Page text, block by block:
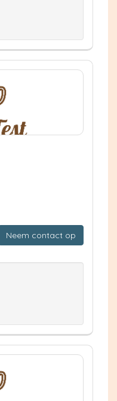
Neem contact op